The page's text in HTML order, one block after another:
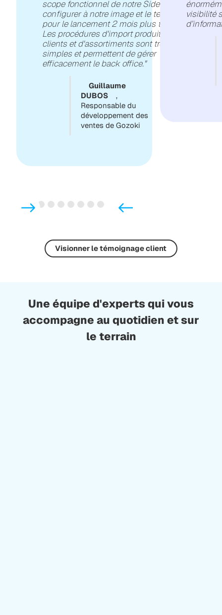
scope fonctionnel de notre Sidely, le
configurer à notre image et le tester
pour le lancement 2 mois plus tard.
Les procédures d'import produit,
clients et d'assortiments sont très
simples et permettent de gérer
efficacement le back office."
Guillaume
DUBOS
,
Responsable du
développement des
ventes de Gozoki
visibilité
Visionner le témoignage client
Une équipe d'experts qui vous
accompagne au quotidien et sur
le terrain